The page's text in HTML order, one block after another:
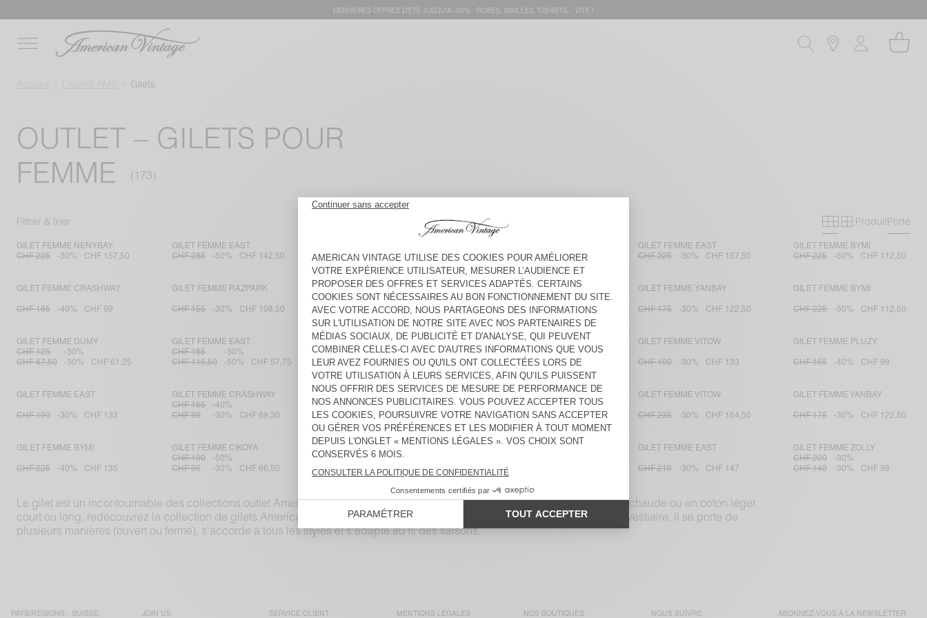
DERNIÈRES OFFRES D'ÉTÊ JUSQU'À -50% : ROBES, MAILLES, T-SHIRTS... VITE !
Gilets
OUTLET – GILETS POUR
FEMME
Filtrer & trier Grille primaire
Grille
ProduitPorté
GILET FEMME NENYBAY
CHF 225
-30% CHF 157,50
GILET FEMME EAST
CHF 285
-50% CHF 142,50
CHF 165
-40% CHF 99
CHF 150
-30% CHF 105
GILET FEMME EAST
CHF 225
-30% CHF 157,50
GILET FEMME BYMI
CHF 225
-50% CHF 112,50
GILET FEMME CRASHWAY
CHF 165 -40% CHF 99
GILET FEMME RAZPARK
CHF 155 -30% CHF 108,50
GILET FEMME CRASHWAY
CHF 165 -40% CHF 99
GILET FEMME CYANBAY
CHF 215
-50%
CHF 107,50
-30% CHF 75,25
GILET FEMME YANBAY
CHF 175 -30% CHF 122,50
GILET FEMME BYMI
CHF 225 -50% CHF 112,50
GILET FEMME DUMY
CHF 125
-30%
CHF 87,50
-30% CHF 61,25
GILET FEMME EAST
CHF 165
-30%
CHF 115,50
-50% CHF 57,75
GILET FEMME RAXOW
CHF 225
-30%
CHF 157,50
-30% CHF 110,25
GILET FEMME EAST
CHF 225 -30% CHF 157,50
GILET FEMME VITOW
CHF 190 -30% CHF 133
GILET FEMME PLUZY
CHF 165 -40% CHF 99
GILET FEMME EAST
CHF 190 -30% CHF 133
GILET FEMME CRASHWAY
CHF 165
-40%
CHF 99
-30% CHF 69,30
GILET FEMME ZOLLY
CHF 225 -30% CHF 157,50
GILET FEMME EAST
CHF 190 -30% CHF 133
GILET FEMME VITOW
CHF 235 -30% CHF 164,50
GILET FEMME YANBAY
CHF 175 -30% CHF 122,50
GILET FEMME BYMI
CHF 225 -40% CHF 135
GILET FEMME CIKOYA
CHF 190
-50%
CHF 95
-30% CHF 66,50
GILET FEMME DUMY
CHF 125
-30%
CHF 87,50
-30% CHF 61,25 CHF 225
GILET FEMME EAST
CHF 210 -30% CHF 147
GILET FEMME ZOLLY
CHF 200
-30%
CHF 140
-30% CHF 98
Le gilet est un incontournable des collections outlet American Vintage. En maille fine ou plus épaisse, confectionné en laine chaude ou en coton léger,
court ou long, redécouvrez la collection de gilets American Vintage pour femme, jusqu'à -50% de remise. Indispensable du vestiaire, il se porte de
plusieurs manières (ouvert ou fermé), s'accorde à tous les styles et s'adapte au fil des saisons.
PAYS/RÉGIONS : SUISSE JOIN US SERVICE CLIENT MENTIONS LÉGALES NOS BOUTIQUES NOUS SUIVRE ABONNEZ-VOUS À LA NEWSLETTER